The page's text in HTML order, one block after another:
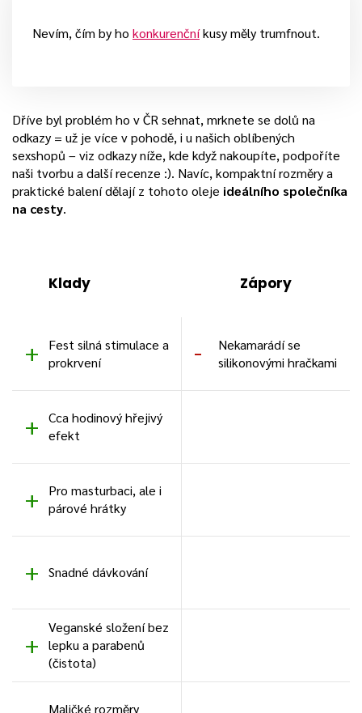
Nevím, čím by ho konkurenčníkusy měly trumfnout.
Dříve byl problém ho v ČR sehnat, mrknete se dolů na
odkazy = už je více v pohodě, i u našich oblíbených
sexshopů – viz odkazy níže, kde když nakoupíte, podpoříte
naši tvorbu a další recenze :). Navíc, kompaktní rozměry a
praktické balení dělají z tohoto oleje ideálního společníka
na cesty.
Klady Zápory
Fest silná stimulace a
prokrvení
Nekamarádí se
silikonovými hračkami
Cca hodinový hřejivý
efekt
Pro masturbaci, ale i
párové hrátky
Snadné dávkování
Veganské složení bez
lepku a parabenů
(čistota)
Maličké rozměry